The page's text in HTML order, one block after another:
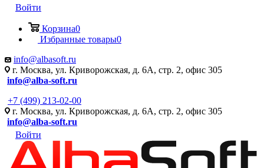
Войти
Корзина0
Избранные товары0
info@albasoft.ru
г. Москва, ул. Криворожская, д. 6А, стр. 2, офис 305
info@alba-soft.ru
+7 (499) 213-02-00
г. Москва, ул. Криворожская, д. 6А, стр. 2, офис 305
info@alba-soft.ru
Войти